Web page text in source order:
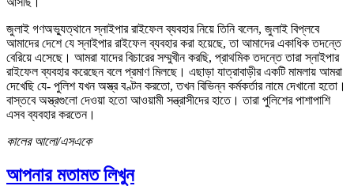
জুলাই গণঅভ্যুত্থানে স্নাইপার রাইফেল ব্যবহার নিয়ে তিনি বলেন, জুলাই বিপ্লবে
আমাদের দেশে যে স্নাইপার রাইফেল ব্যবহার করা হয়েছে, তা আমাদের একাধিক তদন্তে
বেরিয়ে এসেছে। আমরা যাদের বিচারের সম্মুখীন করছি, প্রাথমিক তদন্তে তারা স্নাইপার
রাইফেল ব্যবহার করেছেন বলে প্রমাণ মিলছে। এছাড়া যাত্রাবাড়ীর একটি মামলায় আমরা
দেখেছি যে- পুলিশ যখন অস্ত্র বণ্টন করতো, তখন বিভিন্ন কর্মকর্তার নামে দেখানো হতো।
বাস্তবে অস্ত্রগুলো দেওয়া হতো আওয়ামী সন্ত্রাসীদের হাতে। তারা পুলিশের পাশাপাশি
এসব ব্যবহার করতেন।
কালের আলো/এসএকে
আপনার মতামত লিখুন